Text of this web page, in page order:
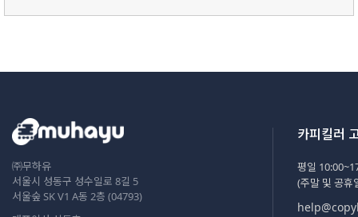
㈜무하유
서울시 성동구 성수일로 8길 5
서울숲 SK V1 A동 2층 (04793)
카피킬러
평일
(주말 및 공휴